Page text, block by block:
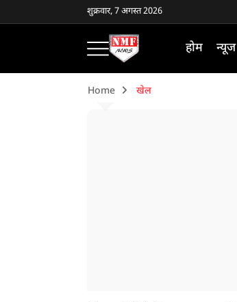
शुक्रवार, 7 अगस्त 2026
होम न्यूज
Home खेल